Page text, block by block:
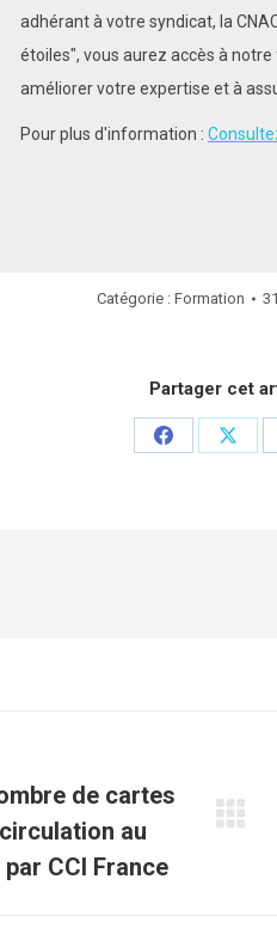
adhérant à votre syndicat, la
étoiles", vous aurez accès à
améliorer votre expertise et à
Pour plus d'information :
Catégorie : Formation
Partager cet
Partager
de cartes
au
CCI France